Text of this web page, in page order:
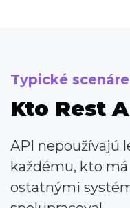
Typické scenáre
Kto Rest
API nepoužívajú
každému, kto má
ostatnými